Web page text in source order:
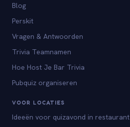
Blog
Perskit
Vragen & Antwoorden
Trivia Teamnamen
Hoe Host Je Bar Trivia
Pubquiz organiseren
VOOR LOCATIES
Ideeën voor quizavond in restaurant